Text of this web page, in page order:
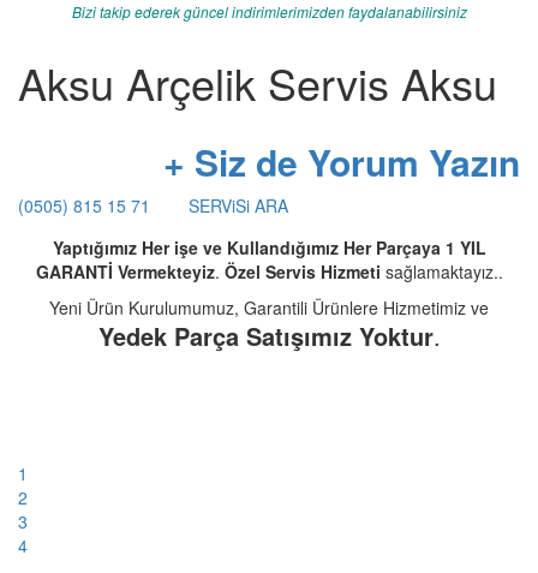
Bizi takip ederek güncel indirimlerimizden faydalanabilirsiniz
Aksu Arçelik Servis Aksu
+ Siz de Yorum Yazın
(0505) 815 15 71
SERViSi ARA
Yaptığımız Her işe ve Kullandığımız Her Parçaya 1 YIL
GARANTİ Vermekteyiz. Özel Servis Hizmeti sağlamaktayız..
Yeni Ürün Kurulumumuz, Garantili Ürünlere Hizmetimiz ve
Yedek Parça Satışımız Yoktur.
1
2
3
4